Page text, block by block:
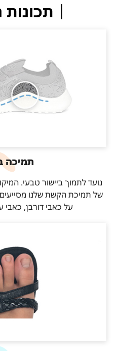
תמיכה
נועד לתמוך ביישור טבעי.
של תמיכת הקשת שלנו
על כאבי דורבן,